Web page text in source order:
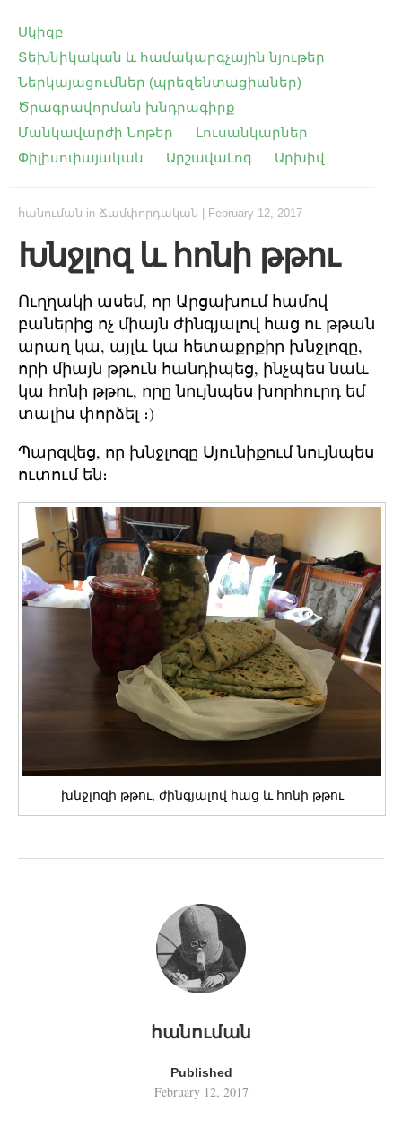
Սկիզբ
Տեխնիկական և համակարգչային նյութեր
Ներկայացումներ (պրեզենտացիաներ)
Ծրագրավորման խնդրագիրք
Մանկավարժի Նոթեր
Լուսանկարներ
Փիլիսոփայական
ԱրշավաԼոգ Արխիվ
հանուման in Ճամփորդական February 12, 2017
Խնջլոզ և հոնի թթու
Ուղղակի ասեմ, որ Արցախում համով
բաներից ոչ միայն ժինգյալով հաց ու թթան
արաղ կա, այլև կա հետաքրքիր խնջլոզը,
որի միայն թթուն հանդիպեց, ինչպես նաև
կա հոնի թթու, որը նույնպես խորհուրդ եմ
տալիս փորձել ։)
Պարզվեց, որ խնջլոզը Սյունիքում նույնպես
ուտում են։
խնջլոզի թթու, ժինգյալով հաց և հոնի թթու
հանուման
Published
February 12, 2017